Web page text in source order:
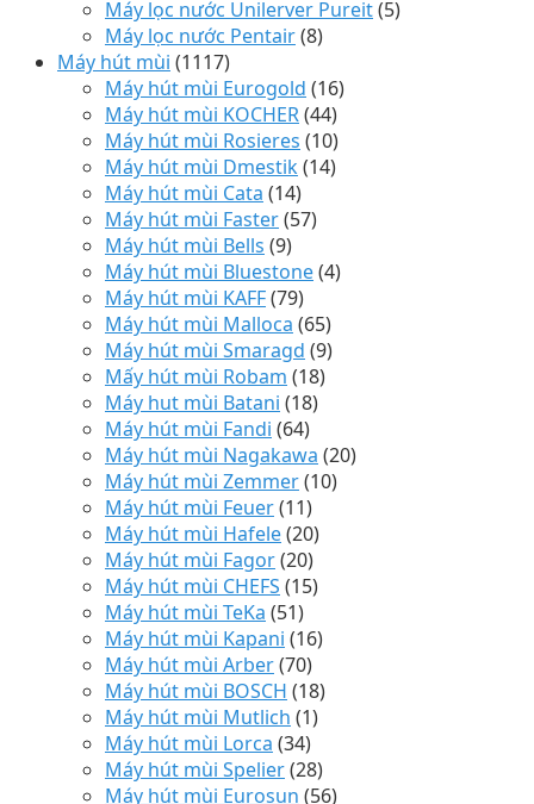
Máy lọc nước Unilerver Pureit(5)
Máy lọc nước Pentair(8)
Máy hút mùi (1117)
Máy hút mùi Eurogold (16)
Máy hút mùi KOCHER(44)
Máy hút mùi Rosieres (10)
Máy hút mùi Dmestik(14)
Máy hút mùi Cata (14)
Máy hút mùi Faster(57)
Máy hút mùi Bells (9)
Máy hút mùi Bluestone(4)
Máy hút mùi KAFF(79)
Máy hút mùi Malloca (65)
Máy hút mùi Smaragd (9)
Mấy hút mùi Robam (18)
Máy hut mùi Batani (18)
Máy hút mùi Fandi (64)
Máy hút mùi Nagakawa (20)
Máy hút mùi Zemmer(10)
Máy hút mùi Feuer(11)
Máy hút mùi Hafele(20)
Máy hút mùi Fagor(20)
Máy hút mùi CHEFS (15)
Máy hút mùi TeKa (51)
Máy hút mùi Kapani (16)
Máy hút mùi Arber(70)
Máy hút mùi BOSCH (18)
Máy hút mùi Mutlich (1)
Máy hút mùi Lorca (34)
Máy hút mùi Spelier(28)
Máy hút mùi Eurosun (56)